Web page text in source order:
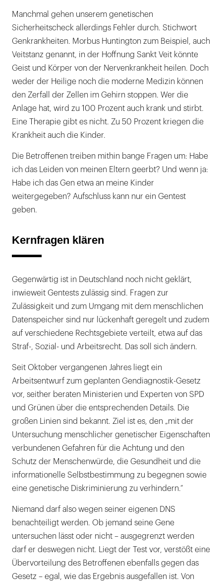
Manchmal gehen unserem genetischen
Sicherheitscheck allerdings Fehler durch. Stichwort
Genkrankheiten. Morbus Huntington zum Beispiel, auch
Veitstanz genannt, in der Hoffnung Sankt Veit könnte
Geist und Körper von der Nervenkrankheit heilen. Doch
weder der Heilige noch die moderne Medizin können
den Zerfall der Zellen im Gehirn stoppen. Wer die
Anlage hat, wird zu 100 Prozent auch krank und stirbt.
Eine Therapie gibt es nicht. Zu 50 Prozent kriegen die
Krankheit auch die Kinder.
Die Betroffenen treiben mithin bange Fragen um: Habe
ich das Leiden von meinen Eltern geerbt? Und wenn ja:
Habe ich das Gen etwa an meine Kinder
weitergegeben? Aufschluss kann nur ein Gentest
geben.
Kernfragen klären
Gegenwärtig ist in Deutschland noch nicht geklärt,
inwieweit Gentests zulässig sind. Fragen zur
Zulässigkeit und zum Umgang mit dem menschlichen
Datenspeicher sind nur lückenhaft geregelt und zudem
auf verschiedene Rechtsgebiete verteilt, etwa auf das
Straf-, Sozial- und Arbeitsrecht. Das soll sich ändern.
Seit Oktober vergangenen Jahres liegt ein
Arbeitsentwurf zum geplanten Gendiagnostik-Gesetz
vor, seither beraten Ministerien und Experten von SPD
und Grünen über die entsprechenden Details. Die
großen Linien sind bekannt. Ziel ist es, den „mit der
Untersuchung menschlicher genetischer Eigenschaften
verbundenen Gefahren für die Achtung und den
Schutz der Menschenwürde, die Gesundheit und die
informationelle Selbstbestimmung zu begegnen sowie
eine genetische Diskriminierung zu verhindern.“
Niemand darf also wegen seiner eigenen DNS
benachteiligt werden. Ob jemand seine Gene
untersuchen lässt oder nicht – ausgegrenzt werden
darf er deswegen nicht. Liegt der Test vor, verstößt eine
Übervorteilung des Betroffenen ebenfalls gegen das
Gesetz – egal, wie das Ergebnis ausgefallen ist. Von